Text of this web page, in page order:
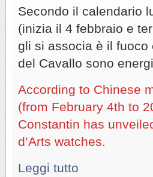
Secondo il calendario
(inizia il 4 febbraio e
gli si associa è il
del Cavallo sono
According to Chinese
(from February 4th to
Constantin has
d’Arts watches.
Leggi tutto